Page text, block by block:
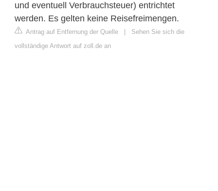
und eventuell Verbrauchsteuer) entrichtet
werden. Es gelten keine Reisefreimengen.
Antrag auf Entfernung der Quelle
Sehen Sie sich die
vollständige Antwort auf zoll.de an